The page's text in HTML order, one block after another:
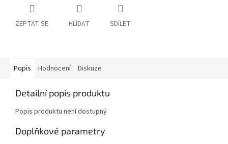
ZEPTAT SE HLÍDAT SDÍLET
Popis Hodnocení Diskuze
Detailní popis produktu
Popis produktu není dostupný
Doplňkové parametry